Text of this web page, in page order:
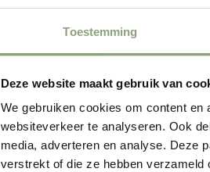
Toestemming
Deze website maakt gebruik van
We gebruiken cookies om content
websiteverkeer te analyseren. Ook
media, adverteren en analyse. Deze
verstrekt of die ze hebben